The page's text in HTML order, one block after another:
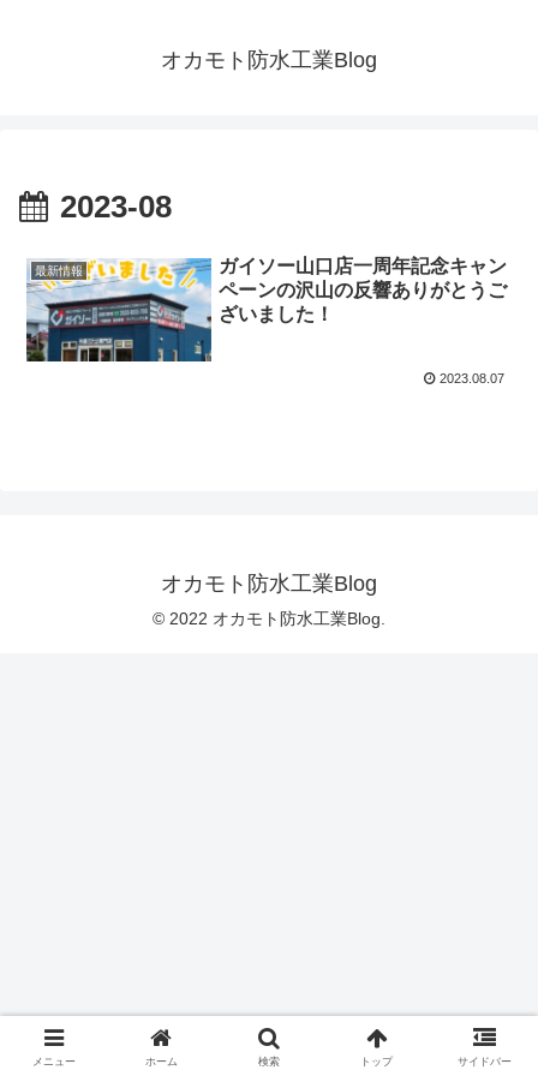
オカモト防水工業Blog
2023-08
最新情報
ガイソー山口店一周年記念キャン
ペーンの沢山の反響ありがとうご
ざいました！
2023.08.07
オカモト防水工業Blog
© 2022 オカモト防水工業Blog.
メニュー ホーム 検索 トップ サイドバー